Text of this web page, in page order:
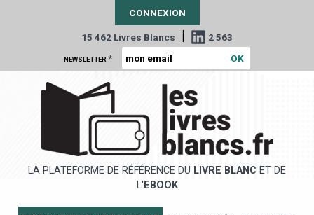
CONNEXION
15 462 Livres Blancs | 2 563
NEWSLETTER *
LA PLATEFORME DE RÉFÉRENCE DU LIVRE BLANC ET DE
L' EBOOK